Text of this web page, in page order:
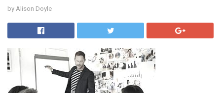
by Alison Doyle